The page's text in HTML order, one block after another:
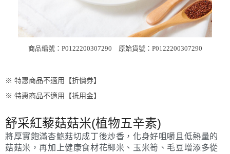
商品編號：P0122200307290 原始貨號：P0122200307290
※ 特惠商品不適用【折價券】
※ 特惠商品不適用【抵用金】
舒采紅藜菇菇米(植物五辛素)
將厚實飽滿杏鮑菇切成丁後炒香，化身好咀嚼且低熱量的
菇菇米，再加上健康食材花椰米、玉米筍、毛豆增添多從